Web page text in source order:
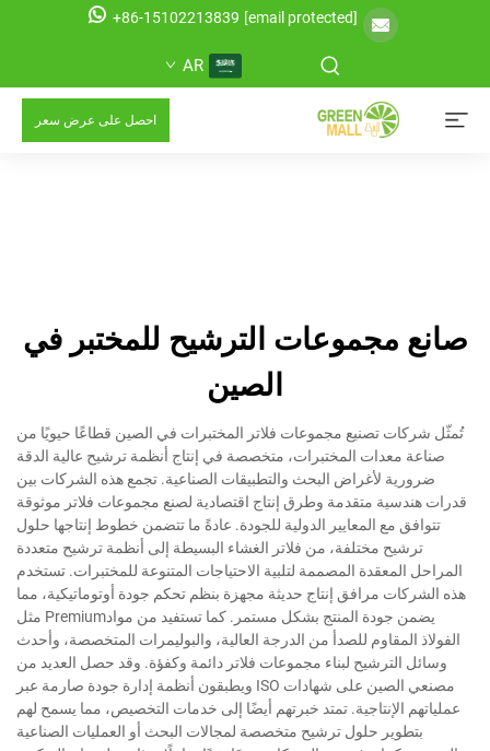
[email protected]
+86-15102213839
AR
احصل على عرض سعر
صانع مجموعات الترشيح للمختبر في
الصين
تُمثّل شركات تصنيع مجموعات فلاتر المختبرات في الصين قطاعًا حيويًا من
صناعة معدات المختبرات، متخصصة في إنتاج أنظمة ترشيح عالية الدقة
ضرورية لأغراض البحث والتطبيقات الصناعية. تجمع هذه الشركات بين
قدرات هندسية متقدمة وطرق إنتاج اقتصادية لصنع مجموعات فلاتر موثوقة
تتوافق مع المعايير الدولية للجودة. عادةً ما تتضمن خطوط إنتاجها حلول
ترشيح مختلفة، من فلاتر الغشاء البسيطة إلى أنظمة ترشيح متعددة
المراحل المعقدة المصممة لتلبية الاحتياجات المتنوعة للمختبرات. تستخدم
هذه الشركات مرافق إنتاج حديثة مجهزة بنظم تحكم جودة أوتوماتيكية، مما
يضمن جودة المنتج بشكل مستمر. كما تستفيد من موادPremium مثل
الفولاذ المقاوم للصدأ من الدرجة العالية، والبوليمرات المتخصصة، وأحدث
وسائل الترشيح لبناء مجموعات فلاتر دائمة وكفؤة. وقد حصل العديد من
مصنعي الصين على شهادات ISO ويطبقون أنظمة إدارة جودة صارمة عبر
عملياتهم الإنتاجية. تمتد خبرتهم أيضًا إلى خدمات التخصيص، مما يسمح لهم
بتطوير حلول ترشيح متخصصة لمجالات البحث أو العمليات الصناعية